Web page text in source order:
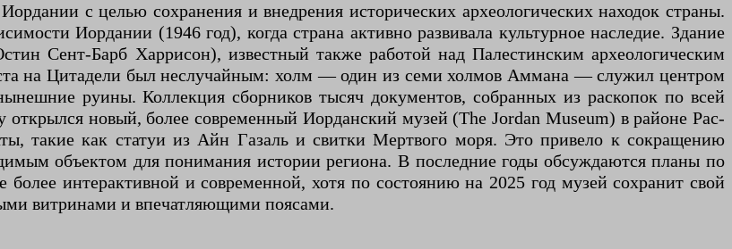
с целью сохранения и внедрения исторических археологических находок страны.
Иордании (1946 год), когда страна активно развивала культурное наследие. Здание
Сент-Барб Харрисон), известный также работой над Палестинским археологическим
на Цитадели был неслучайным: холм — один из семи холмов Аммана — служил центром
руины. Коллекция сборников тысяч документов, собранных из раскопок по всей
открылся новый, более современный Иорданский музей (The Jordan Museum) в районе Рас-
такие как статуи из Айн Газаль и свитки Мертвого моря. Это привело к сокращению
объектом для понимания истории региона. В последние годы обсуждаются планы по
интерактивной и современной, хотя по состоянию на 2025 год музей сохранит свой
витринами и впечатляющими поясами.